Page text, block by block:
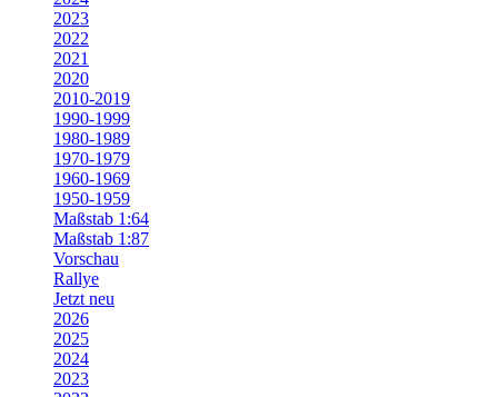
2023
2022
2021
2020
2010-2019
1990-1999
1980-1989
1970-1979
1960-1969
1950-1959
Maßstab 1:64
Maßstab 1:87
Vorschau
Rallye
Jetzt neu
2026
2025
2024
2023